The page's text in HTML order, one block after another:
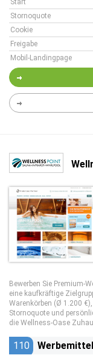
Start
Stornoquote
Cookie
Freigabe
Mobil-Landingpage
Bewerben Sie Premium-
eine kaufkräftige
Warenkörben (Ø 1.200
Stornoquote und
die Wellness-Oase
110 Werbemittel